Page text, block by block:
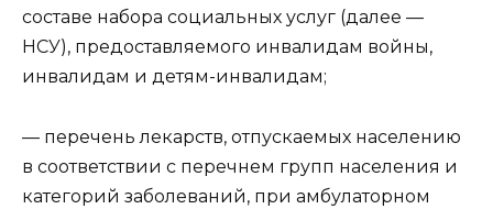
составе набора социальных услуг (далее —
НСУ), предоставляемого инвалидам войны,
инвалидам и детям-инвалидам;
— перечень лекарств, отпускаемых населению
в соответствии с перечнем групп населения и
категорий заболеваний, при амбулаторном